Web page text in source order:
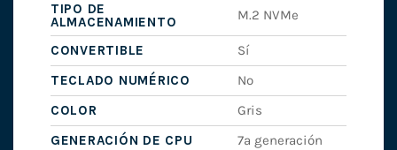
TIPO DE
ALMACENAMIENTO
M.2 NVMe
CONVERTIBLE
Sí
TECLADO NUMÉRICO
No
COLOR
Gris
GENERACIÓN DE CPU
7ª generación